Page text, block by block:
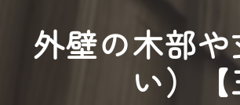
外壁の木部
い）